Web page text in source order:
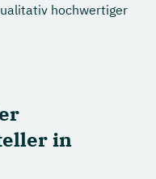
hochwertiger
in